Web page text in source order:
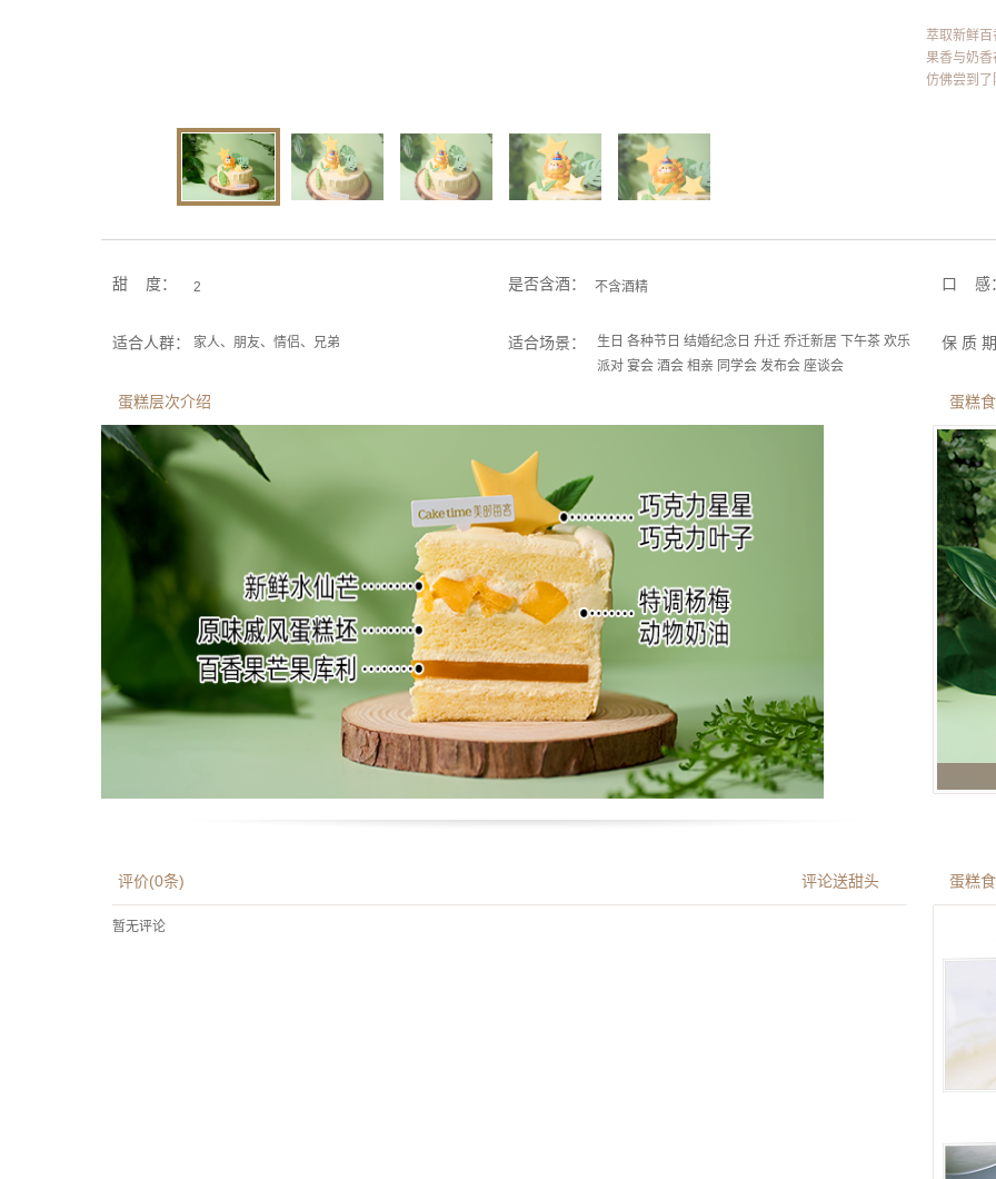
萃取新鲜
果香与奶
仿佛尝到
甜 度： 2 是否含酒： 不含酒精 口 感
适合人群： 家人、朋友、情侣、兄弟 适合场景：
生日 各种节日 结婚纪念日 升迁 乔迁新居 下午茶 欢乐
派对 宴会 酒会 相亲 同学会 发布会 座谈会
保 质
蛋糕层次介绍 蛋糕
评价(0条) 评论送甜头
暂无评论
蛋糕